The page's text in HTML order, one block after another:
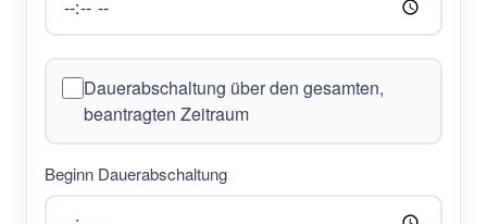
Dauerabschaltung über den gesamten,
beantragten Zeitraum
Beginn Dauerabschaltung